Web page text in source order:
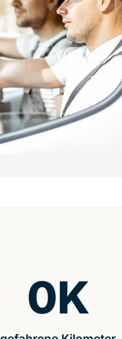
0K